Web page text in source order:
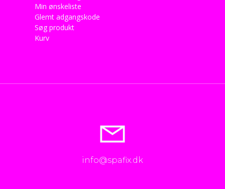
Min ønskeliste
Glemt adgangskode
Søg produkt
Kurv
info@spafix.dk